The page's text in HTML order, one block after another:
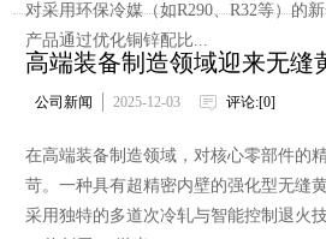
对采用环保冷媒（如R290、R32等）的
产品通过优化铜锌配比...
高端装备制造领域迎来无缝
公司新闻 2025-12-03 评论:[0]
在高端装备制造领域，对核心零部件的
苛。一种具有超精密内壁的强化型无缝
采用独特的多道次冷轧与智能控制退火